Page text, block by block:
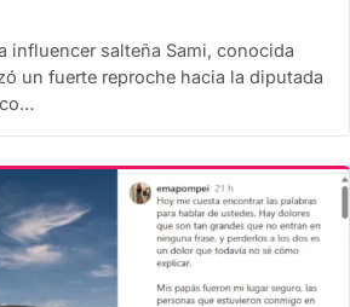
influencer salteña Sami, conocida
un fuerte reproche hacia la diputada